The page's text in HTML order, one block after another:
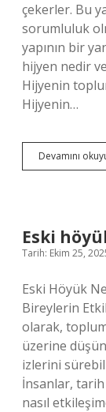
çekerler. Bu
sorumluluk
yapının bir
hijyen nedir
Hijyenin
Hijyenin…
Devamını
Eski
Tarih: Ekim 25,
Eski Höyük
Bireylerin
olarak,
üzerine
izlerini
İnsanlar,
nasıl